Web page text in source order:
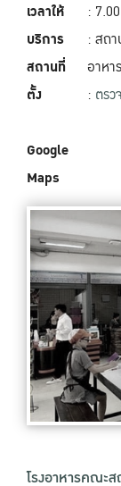
เวลาให้
บริการ
สถานที่
ตั้ง
Google
Maps
:
: สถ
อาหา
: ตร
โรงอาหารคณะ